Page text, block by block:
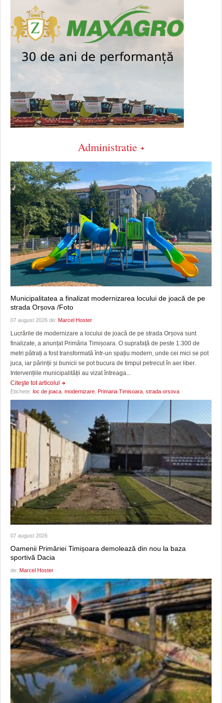
Administratie
Municipalitatea a finalizat modernizarea locului de joacă de pe
strada Orșova /Foto
07 august 2026 de: Marcel Hoster
Lucrările de modernizare a locului de joacă de pe strada Orșova sunt
finalizate, a anunțat Primăria Timișoara. O suprafață de peste 1.300 de
metri pătrați a fost transformată într-un spațiu modern, unde cei mici se pot
juca, iar părinții și bunicii se pot bucura de timpul petrecut în aer liber.
Intervențiile municipalității au vizat întreaga...
Citeşte tot articolul
Etichete: loc de joaca modernizare Primaria Timisoara strada orsova
07 august 2026
Oamenii Primăriei Timișoara demolează din nou la baza
sportivă Dacia
de: Marcel Hoster